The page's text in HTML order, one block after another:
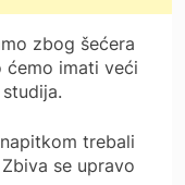
zbog šećera
ćemo imati veći
trebali
se upravo